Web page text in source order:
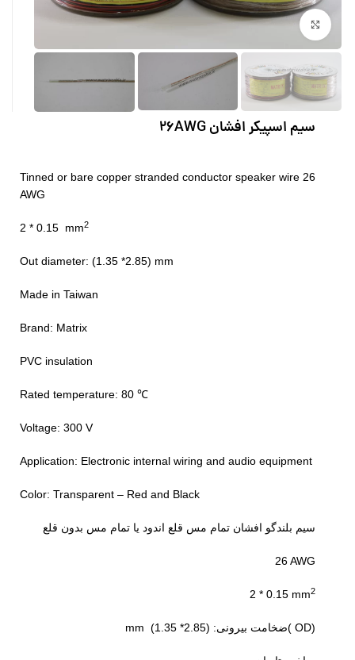
بزرگنمایی تصویر
سیم اسپیکر افشان 26AWG
Tinned or bare copper stranded conductor speaker wire 26
AWG
2 * 0.15 mm2
Out diameter: (1.35 *2.85) mm
Made in Taiwan
Brand: Matrix
PVC insulation
Rated temperature: 80 ℃
Voltage: 300 V
Application: Electronic internal wiring and audio equipment
Color: Transparent – Red and Black
سیم بلندگو افشان تمام مس قلع اندود یا تمام مس بدون قلع
26 AWG
2 * 0.15 mm2
mm (1.35 *2.85) :ضخامت بیرونی( OD)